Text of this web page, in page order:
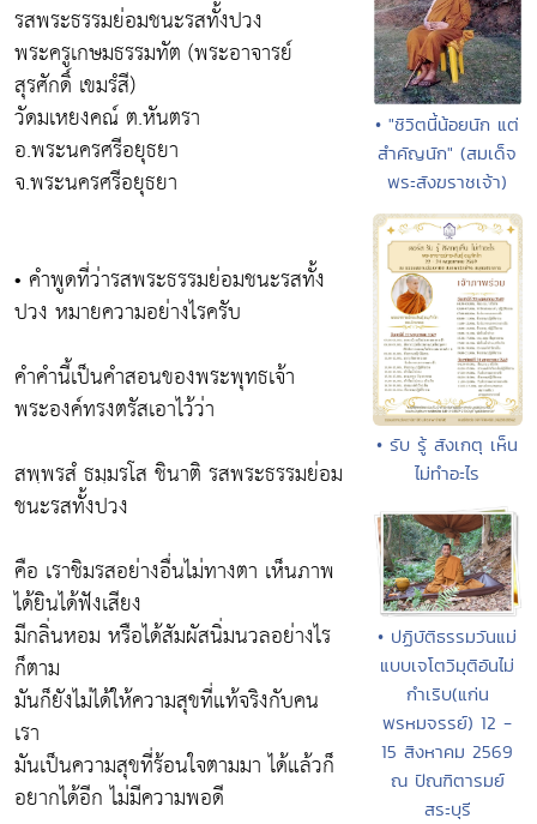
รสพระธรรมย่อมชนะรสทั้งปวง
พระครูเกษมธรรมทัต (พระอาจารย์
สุรศักดิ์ เขมรํสี)
วัดมเหยงคณ์ ต.หันตรา
อ.พระนครศรีอยุธยา
จ.พระนครศรีอยุธยา
• คำพูดที่ว่ารสพระธรรมย่อมชนะรสทั้ง
ปวง หมายความอย่างไรครับ
คำคำนี้เป็นคำสอนของพระพุทธเจ้า
พระองค์ทรงตรัสเอาไว้ว่า
สพฺพรสํ ธมฺมรโส ชินาติ รสพระธรรมย่อม
ชนะรสทั้งปวง
คือ เราชิมรสอย่างอื่นไม่ทางตา เห็นภาพ
ได้ยินได้ฟังเสียง
มีกลิ่นหอม หรือได้สัมผัสนิ่มนวลอย่างไร
ก็ตาม
มันก็ยังไม่ได้ให้ความสุขที่แท้จริงกับคน
เรา
มันเป็นความสุขที่ร้อนใจตามมา ได้แล้วก็
อยากได้อีก ไม่มีความพอดี
• "ชิวิตนี้น้อยนัก แต่
สำคัญนัก" (สมเด็จ
พระสังฆราชเจ้า)
• รับ รู้ สังเกตุ เห็น
ไม่ทำอะไร
• ปฏิบัติธรรมวันแม่
แบบเจโตวิมุติอันไม่
กำเริบ(แก่น
พรหมจรรย์) 12 -
15 สิงหาคม 2569
ณ ปัณฑิตารมย์
สระบุรี